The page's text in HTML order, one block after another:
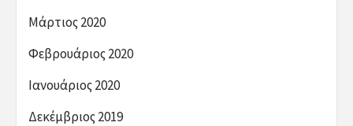
Μάρτιος 2020
Φεβρουάριος 2020
Ιανουάριος 2020
Δεκέμβριος 2019